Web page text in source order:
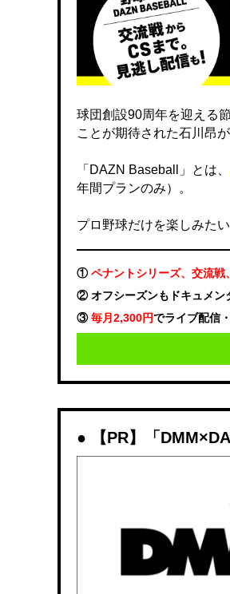
球団創設90周年を迎える
ことが期待された石川昂
「DAZN Baseball」とは、
年間プランのみ）。
プロ野球だけを楽しみたい
①ペナントシリーズ、交流戦
② オフシーズンもドキュメン
③毎月2,300円でライブ配信
【PR】「